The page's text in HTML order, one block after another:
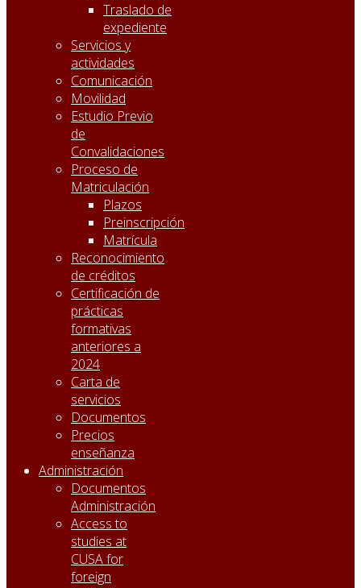
Traslado de
expediente
Servicios y
actividades
Comunicación
Movilidad
Estudio Previo
de
Convalidaciones
Proceso de
Matriculación
Plazos
Preinscripción
Matrícula
Reconocimiento
de créditos
Certificación de
prácticas
formativas
anteriores a
2024
Carta de
servicios
Documentos
Precios
enseñanza
Administración
Documentos
Administración
Access to
studies at
CUSA for
foreign